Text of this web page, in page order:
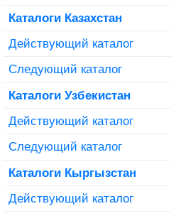
Каталоги Казахстан
Действующий каталог
Следующий каталог
Каталоги Узбекистан
Действующий каталог
Следующий каталог
Каталоги Кыргызстан
Действующий каталог